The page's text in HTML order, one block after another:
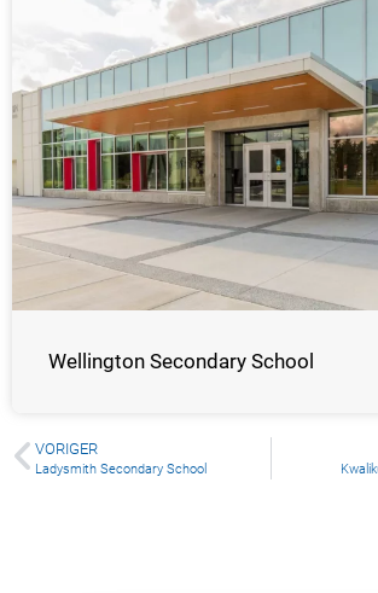
Wellington Secondary School
VORIGER
Ladysmith Secondary School